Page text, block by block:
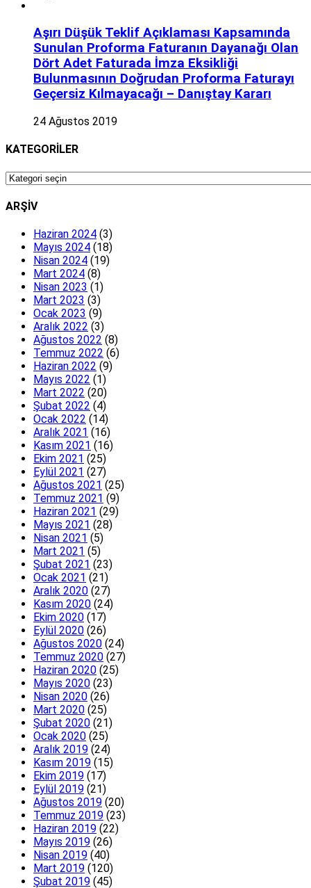
Aşırı Düşük Teklif Açıklaması Kapsamında
Sunulan Proforma Faturanın Dayanağı Olan
Dört Adet Faturada İmza Eksikliği
Bulunmasının Doğrudan Proforma Faturayı
Geçersiz Kılmayacağı – Danıştay Kararı
24 Ağustos 2019
KATEGORİLER
KATEGORİLER
ARŞİV
Haziran 2024 (3)
Mayıs 2024 (18)
Nisan 2024 (19)
Mart 2024 (8)
Nisan 2023 (1)
Mart 2023 (3)
Ocak 2023 (9)
Aralık 2022 (3)
Ağustos 2022 (8)
Temmuz 2022 (6)
Haziran 2022 (9)
Mayıs 2022 (1)
Mart 2022 (20)
Şubat 2022 (4)
Ocak 2022 (14)
Aralık 2021 (16)
Kasım 2021 (16)
Ekim 2021 (25)
Eylül 2021 (27)
Ağustos 2021 (25)
Temmuz 2021 (9)
Haziran 2021 (29)
Mayıs 2021 (28)
Nisan 2021 (5)
Mart 2021 (5)
Şubat 2021 (23)
Ocak 2021 (21)
Aralık 2020 (27)
Kasım 2020 (24)
Ekim 2020 (17)
Eylül 2020 (26)
Ağustos 2020 (24)
Temmuz 2020 (27)
Haziran 2020 (25)
Mayıs 2020 (23)
Nisan 2020 (26)
Mart 2020 (25)
Şubat 2020 (21)
Ocak 2020 (25)
Aralık 2019 (24)
Kasım 2019 (15)
Ekim 2019 (17)
Eylül 2019 (21)
Ağustos 2019 (20)
Temmuz 2019 (23)
Haziran 2019 (22)
Mayıs 2019 (26)
Nisan 2019 (40)
Mart 2019 (120)
Şubat 2019 (45)